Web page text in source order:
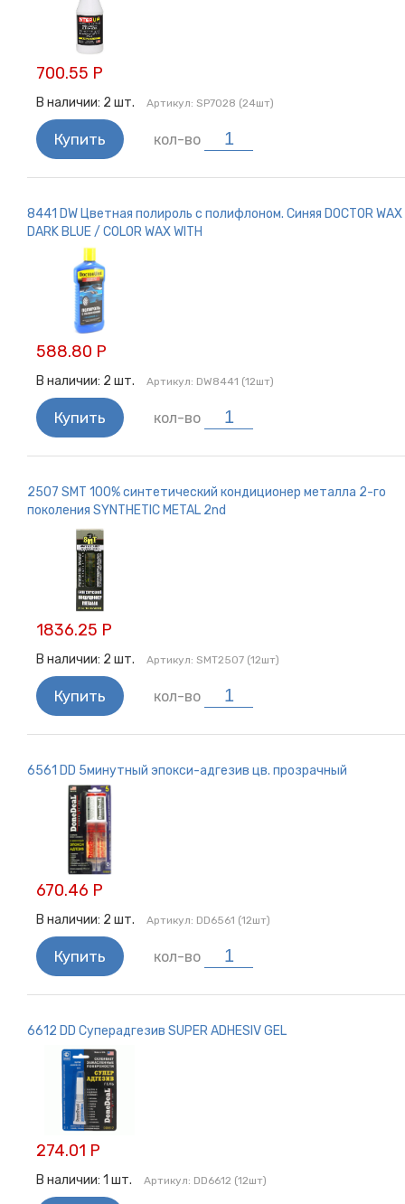
700.55 Р
В наличии: 2 шт. Артикул: SP7028 (24шт)
Купить кол-во
8441 DW Цветная полироль с полифлоном. Синяя DOCTOR WAX
DARK BLUE / COLOR WAX WITH
588.80 Р
В наличии: 2 шт. Артикул: DW8441 (12шт)
Купить кол-во
2507 SMT 100% cинтетический кондиционер металла 2-го
поколения SYNTHETIC METAL 2nd
1836.25 Р
В наличии: 2 шт. Артикул: SMT2507 (12шт)
Купить кол-во
6561 DD 5минутный эпокси-адгезив цв. прозрачный
670.46 Р
В наличии: 2 шт. Артикул: DD6561 (12шт)
Купить кол-во
6612 DD Суперадгезив SUPER ADHESIV GEL
274.01 Р
В наличии: 1 шт. Артикул: DD6612 (12шт)